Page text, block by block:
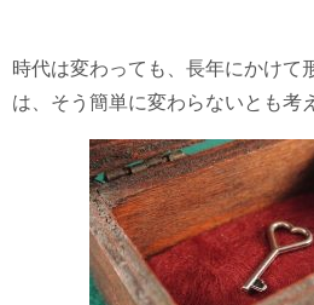
時代は変わっても、長年にかけて
は、そう簡単に変わらないとも考